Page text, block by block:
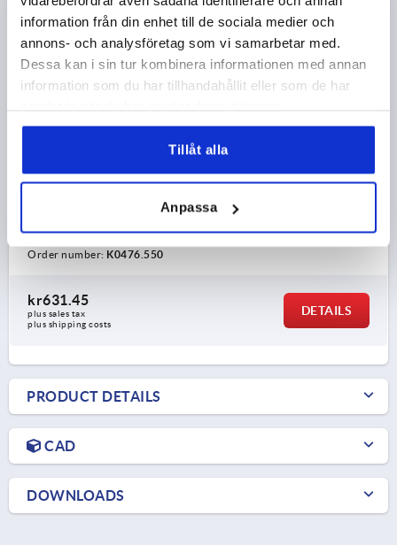
information från din enhet till de sociala medier och
annons- och analysföretag som vi samarbetar med.
Dessa kan i sin tur kombinera informationen med annan
information som du har tillhandahållit eller som de har
Tillåt alla
Anpassa
INTERNAL DIAMETER=50,22
C=50,22 D=66
E=70
L=136 M=108
S=M10X35
T=M10X15
Order number: K0476.550
kr631.45
plus sales tax
plus shipping costs
DETAILS
PRODUCT DETAILS
CAD
DOWNLOADS